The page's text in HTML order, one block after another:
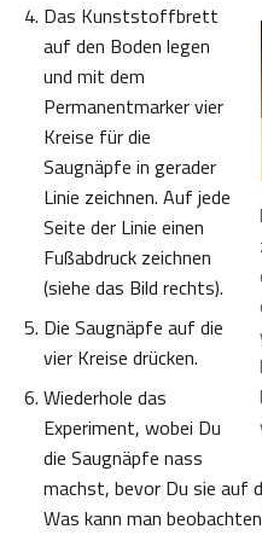
Das Kunststoffbrett
auf den Boden legen
und mit dem
Permanentmarker vier
Kreise für die
Saugnäpfe in gerader
Linie zeichnen. Auf jede
Seite der Linie einen
Fußabdruck zeichnen
(siehe das Bild rechts).
Die Saugnäpfe auf die
vier Kreise drücken.
Wiederhole das
Experiment, wobei Du
die Saugnäpfe nass
machst, bevor Du sie
Was kann man